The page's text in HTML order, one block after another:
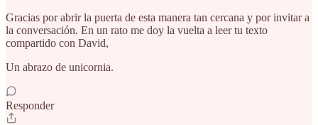
Gracias por abrir la puerta de esta manera tan cercana y por invitar a
la conversación. En un rato me doy la vuelta a leer tu texto
compartido con David,
Un abrazo de unicornia.
Responder